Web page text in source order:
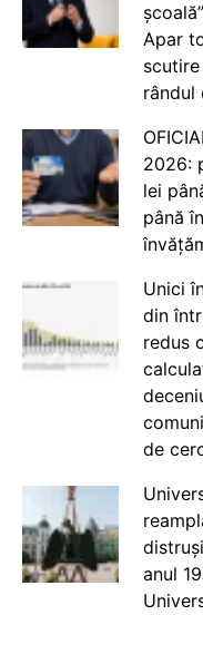
Apar
rândul
2026:
lei
până
Unici
din
redus
de
anul